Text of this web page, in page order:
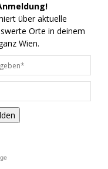
über aktuelle
Orte in deinem
Wien.